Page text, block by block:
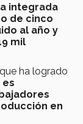
integrada
de cinco
al año y
mil
ha logrado
es
en